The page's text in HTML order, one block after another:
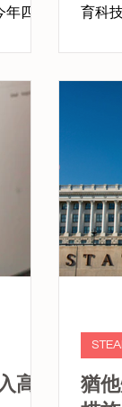
四月
內容
作。
育科
多篇
高
猶